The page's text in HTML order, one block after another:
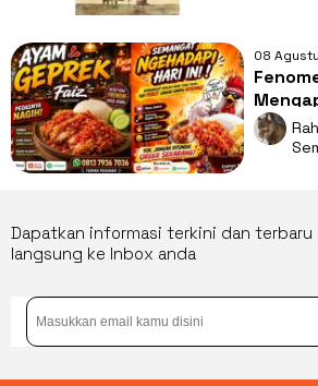
08
Makin
Kita
Dapatkan informasi terkini dan terbaru
langsung ke Inbox anda